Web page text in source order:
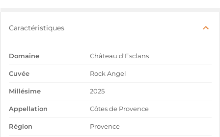
Caractéristiques
Domaine Château d'Esclans
Cuvée Rock Angel
Millésime 2025
Appellation Côtes de Provence
Région Provence